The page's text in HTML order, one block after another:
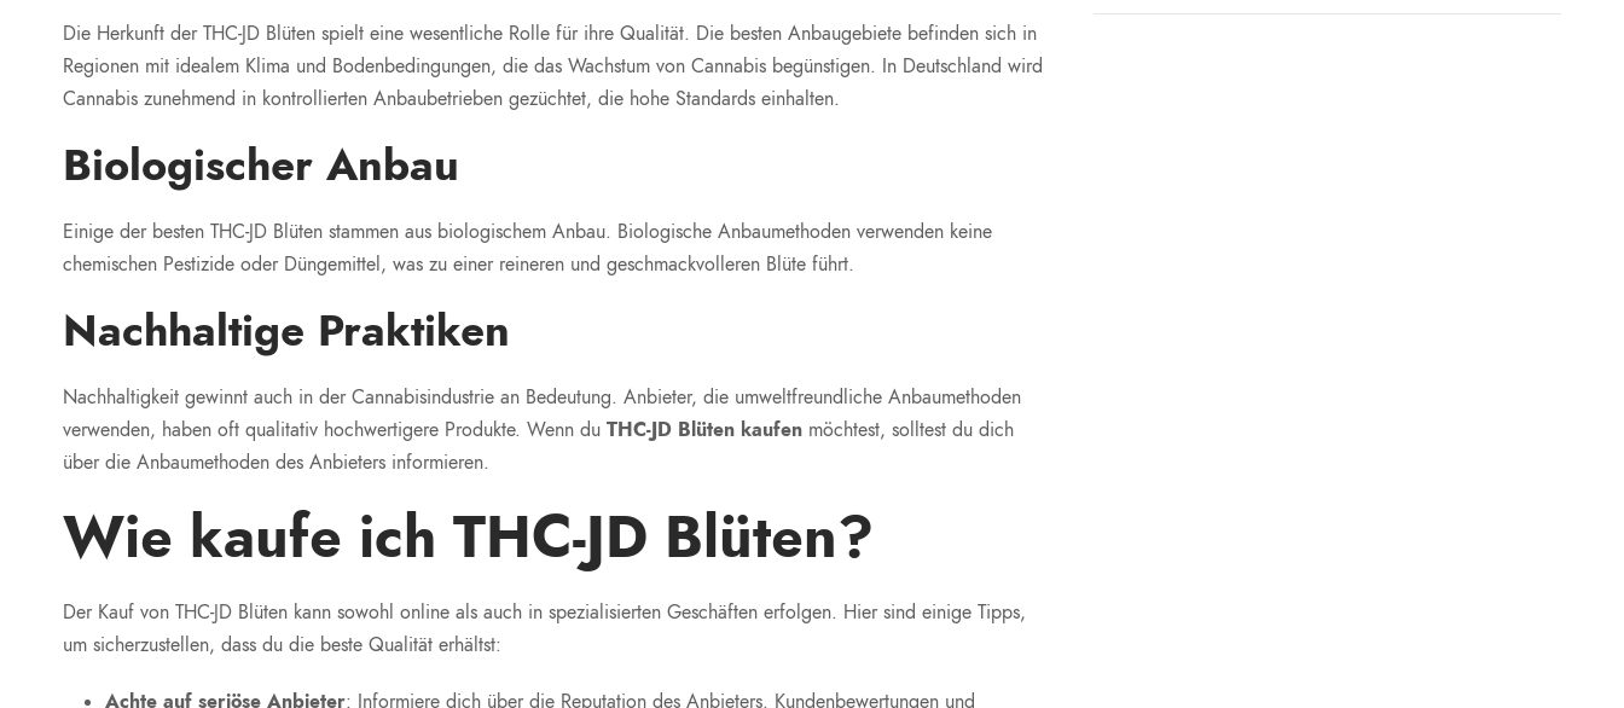
Die Herkunft der THC-JD Blüten spielt eine wesentliche Rolle für ihre Qualität. Die besten Anbaugebiete befinden sich in
Regionen mit idealem Klima und Bodenbedingungen, die das Wachstum von Cannabis begünstigen. In Deutschland wird
Cannabis zunehmend in kontrollierten Anbaubetrieben gezüchtet, die hohe Standards einhalten.
Biologischer Anbau
Einige der besten THC-JD Blüten stammen aus biologischem Anbau. Biologische Anbaumethoden verwenden keine
chemischen Pestizide oder Düngemittel, was zu einer reineren und geschmackvolleren Blüte führt.
Nachhaltige Praktiken
Nachhaltigkeit gewinnt auch in der Cannabisindustrie an Bedeutung. Anbieter, die umweltfreundliche Anbaumethoden
verwenden, haben oft qualitativ hochwertigere Produkte. Wenn du THC-JD Blüten kaufen möchtest, solltest du dich
über die Anbaumethoden des Anbieters informieren.
Wie kaufe ich THC-JD Blüten?
Der Kauf von THC-JD Blüten kann sowohl online als auch in spezialisierten Geschäften erfolgen. Hier sind einige Tipps,
um sicherzustellen, dass du die beste Qualität erhältst:
Achte auf seriöse Anbieter: Informiere dich über die Reputation des Anbieters. Kundenbewertungen und